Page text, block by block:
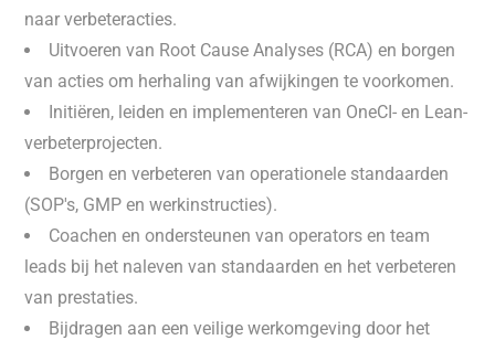
naar verbeteracties.
Uitvoeren van Root Cause Analyses (RCA) en borgen
van acties om herhaling van afwijkingen te voorkomen.
Initiëren, leiden en implementeren van OneCI- en Lean-
verbeterprojecten.
Borgen en verbeteren van operationele standaarden
(SOP's, GMP en werkinstructies).
Coachen en ondersteunen van operators en team
leads bij het naleven van standaarden en het verbeteren
van prestaties.
Bijdragen aan een veilige werkomgeving door het